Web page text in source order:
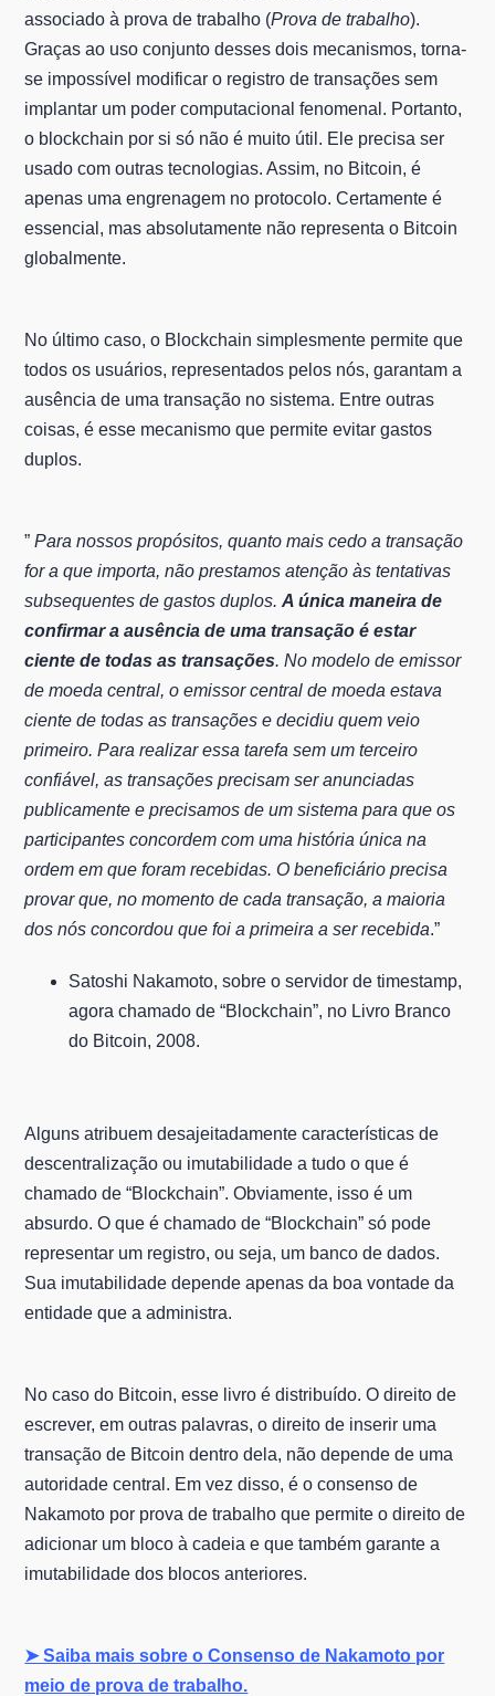
associado à prova de trabalho (Prova de trabalho).
Graças ao uso conjunto desses dois mecanismos, torna-
se impossível modificar o registro de transações sem
implantar um poder computacional fenomenal. Portanto,
o blockchain por si só não é muito útil. Ele precisa ser
usado com outras tecnologias. Assim, no Bitcoin, é
apenas uma engrenagem no protocolo. Certamente é
essencial, mas absolutamente não representa o Bitcoin
globalmente.
No último caso, o Blockchain simplesmente permite que
todos os usuários, representados pelos nós, garantam a
ausência de uma transação no sistema. Entre outras
coisas, é esse mecanismo que permite evitar gastos
duplos.
”Para nossos propósitos, quanto mais cedo a transação
for a que importa, não prestamos atenção às tentativas
subsequentes de gastos duplos.A única maneira de
confirmar a ausência de uma transação é estar
ciente de todas as transações. No modelo de emissor
de moeda central, o emissor central de moeda estava
ciente de todas as transações e decidiu quem veio
primeiro. Para realizar essa tarefa sem um terceiro
confiável, as transações precisam ser anunciadas
publicamente e precisamos de um sistema para que os
participantes concordem com uma história única na
ordem em que foram recebidas. O beneficiário precisa
provar que, no momento de cada transação, a maioria
dos nós concordou que foi a primeira a ser recebida.”
Satoshi Nakamoto, sobre o servidor de timestamp,
agora chamado de “Blockchain”, no Livro Branco
do Bitcoin, 2008.
Alguns atribuem desajeitadamente características de
descentralização ou imutabilidade a tudo o que é
chamado de “Blockchain”. Obviamente, isso é um
absurdo. O que é chamado de “Blockchain” só pode
representar um registro, ou seja, um banco de dados.
Sua imutabilidade depende apenas da boa vontade da
entidade que a administra.
No caso do Bitcoin, esse livro é distribuído. O direito de
escrever, em outras palavras, o direito de inserir uma
transação de Bitcoin dentro dela, não depende de uma
autoridade central. Em vez disso, é o consenso de
Nakamoto por prova de trabalho que permite o direito de
adicionar um bloco à cadeia e que também garante a
imutabilidade dos blocos anteriores.
➤ Saiba mais sobre o Consenso de Nakamoto por
meio de prova de trabalho.